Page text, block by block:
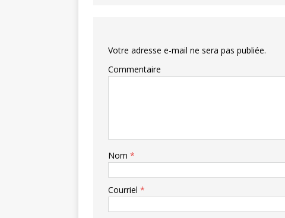
Votre adresse e-mail ne sera pas publiée.
Commentaire
Nom *
Courriel *